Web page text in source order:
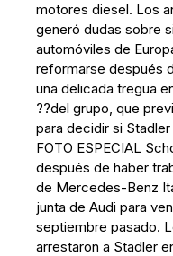
motores diesel. Los
generó dudas sobre
automóviles de
reformarse después
una delicada tregua
??del grupo, que
para decidir si
FOTO ESPECIAL
después de haber
de Mercedes-Benz
junta de Audi para
septiembre pasado.
arrestaron a Stadler